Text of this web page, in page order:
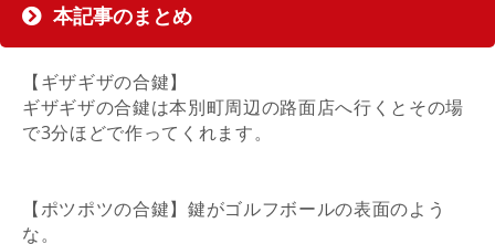
本記事のまとめ
【ギザギザの合鍵】
ギザギザの合鍵は本別町周辺の路面店へ行くとその場
で3分ほどで作ってくれます。
【ポツポツの合鍵】鍵がゴルフボールの表面のよう
な。